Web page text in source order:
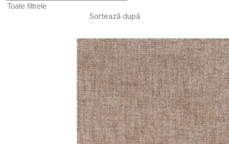
Toate filtrele
Sortează după
Acceptă toate